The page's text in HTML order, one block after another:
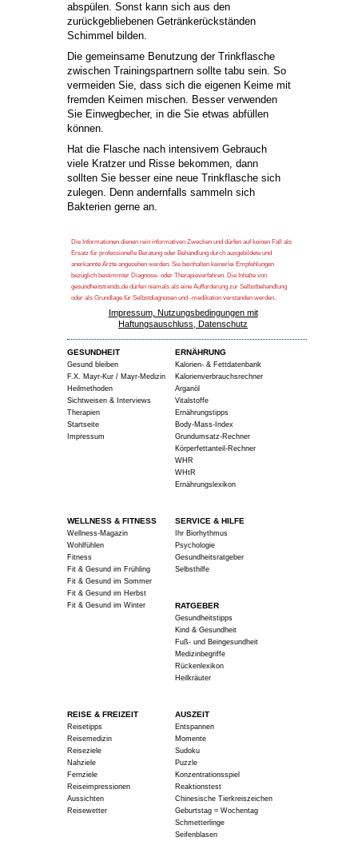
abspülen. Sonst kann sich aus den
zurückgebliebenen Getränkerückständen
Schimmel bilden.
Die gemeinsame Benutzung der Trinkflasche
zwischen Trainingspartnern sollte tabu sein. So
vermeiden Sie, dass sich die eigenen Keime mit
fremden Keimen mischen. Besser verwenden
Sie Einwegbecher, in die Sie etwas abfüllen
können.
Hat die Flasche nach intensivem Gebrauch
viele Kratzer und Risse bekommen, dann
sollten Sie besser eine neue Trinkflasche sich
zulegen. Denn andernfalls sammeln sich
Bakterien gerne an.
Die Informationen dienen rein informativen Zwecken und dürfen auf keinen Fall als
Ersatz für professionelle Beratung oder Behandlung durch ausgebildete und
anerkannte Ärzte angesehen werden. Sie beinhalten keinerlei Empfehlungen
bezüglich bestimmter Diagnose- oder Therapieverfahren. Die Inhalte von
gesundheitstrends.de dürfen niemals als eine Aufforderung zur Selbstbehandlung
oder als Grundlage für Selbstdiagnosen und -medikation verstanden werden.
Impressum, Nutzungsbedingungen mit
Haftungsauschluss, Datenschutz
GESUNDHEIT
Gesund bleiben
F.X. Mayr-Kur / Mayr-Medizin
Heilmethoden
Sichtweisen & Interviews
Therapien
Startseite
Impressum
ERNÄHRUNG
Kalorien- & Fettdatenbank
Kalorienverbrauchsrechner
Arganöl
Vitalstoffe
Ernährungstipps
Body-Mass-Index
Grundumsatz-Rechner
Körperfettanteil-Rechner
WHR
WHtR
Ernährungslexikon
WELLNESS & FITNESS
Wellness-Magazin
Wohlfühlen
Fitness
Fit & Gesund im Frühling
Fit & Gesund im Sommer
Fit & Gesund im Herbst
Fit & Gesund im Winter
SERVICE & HILFE
Ihr Biorhythmus
Psychologie
Gesundheitsratgeber
Selbsthilfe
RATGEBER
Gesundheitstipps
Kind & Gesundheit
Fuß- und Beingesundheit
Medizinbegriffe
Rückenlexikon
Heilkräuter
REISE & FREIZEIT
Reisetipps
Reisemedizin
Reiseziele
Nahziele
Fernziele
Reiseimpressionen
Aussichten
Reisewetter
AUSZEIT
Entspannen
Momente
Sudoku
Puzzle
Konzentrationsspiel
Reaktionstest
Chinesische Tierkreiszeichen
Geburtstag = Wochentag
Schmetterlinge
Seifenblasen